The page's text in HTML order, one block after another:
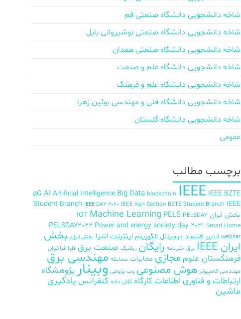
شاخه دانشجویی دانشگاه صنعتی قم
شاخه دانشجویی دانشگاه صنعتی نوشیروانی بابل
شاخه دانشجویی دانشگاه صنعتی همدان
شاخه دانشجویی دانشگاه علم و صنعت
شاخه دانشجویی دانشگاه علم و فرهنگ
شاخه دانشجویی دانشگاه فنی و مهندسی بوئین زهرا
شاخه دانشجویی دانشگاه گلستان
عمومی
برچسب‌ مطالب
5G AI Artificial Intelligence Big Data blockchain IEEE IEEE BZTE
Student Branch IEEE DAY 2020 IEEE Iran Section BZTE Student Branch IEEE
بخش ایران
IOT Machine Learning PELS PELSDAY
PELSDAY2022 Power and energy society day 2021 Smart Home
webinar آنلاین اقتصاد دیجیتال الگوریتم اینترنت اشیا بخش ایران بخش
ایران IEEE
برق خبرنامه رایگان رباتیک صنعت برق فاوا فراخوان
فرهنگستان علوم مجازی مخابرات مسابقه مهندسی برق
مهندسی کامپیوتر هوش مصنوعی وب پژوهی وبینارپژوهشگاه
ارتباطات و فناوری اطلاعات کارگاه کلان داده کنفرانس یادگیری
ماشین